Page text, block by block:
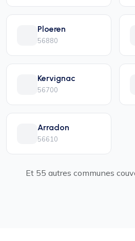
Ploeren
56880
Kervignac
56700
Arradon
56610
Et 55 autres communes